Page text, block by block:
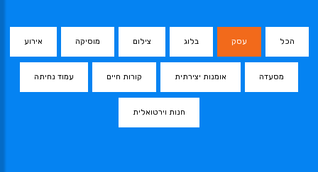
הכל עסק בלוג צילום מוסיקה אירוע
מסעדה אומנות יצירתית קורות חיים עמוד נחיתה
חנות וירטואלית